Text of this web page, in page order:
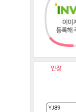
인장